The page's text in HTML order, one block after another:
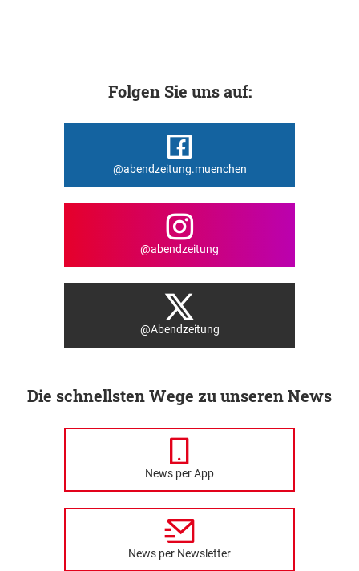
Folgen Sie uns auf:
@abendzeitung.muenchen
@abendzeitung
@Abendzeitung
Die schnellsten Wege zu unseren News
News per App
News per Newsletter